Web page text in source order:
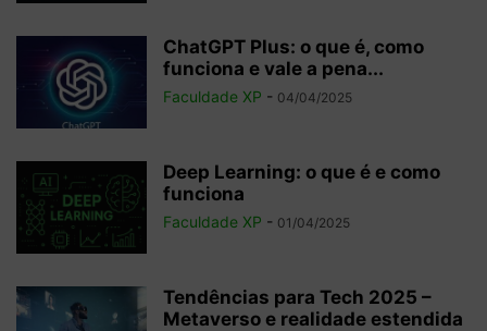
ChatGPT Plus: o que é, como
funciona e vale a pena...
Faculdade XP - 04/04/2025
Deep Learning: o que é e como
funciona
Faculdade XP - 01/04/2025
Tendências para Tech 2025 –
Metaverso e realidade estendida